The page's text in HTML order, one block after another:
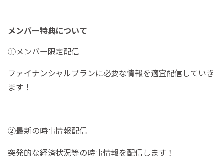
メンバー特典について
①メンバー限定配信
ファイナンシャルプランに必要な情報を適宜配信していき
ます！
②最新の時事情報配信
突発的な経済状況等の時事情報を配信します！